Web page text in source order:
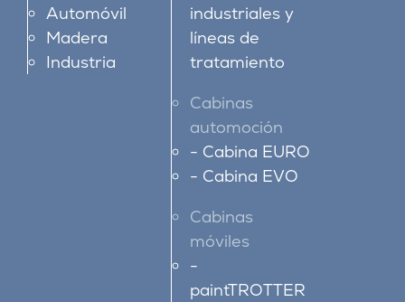
Automóvil
Madera
Industria
industriales y
líneas de
tratamiento
Cabinas
automoción
Cabina EURO
Cabina EVO
Cabinas
móviles
paintTROTTER